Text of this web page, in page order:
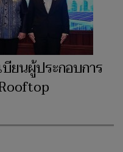
ยนผู้ประกอบการ